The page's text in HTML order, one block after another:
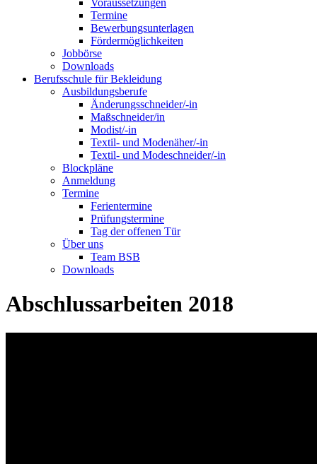
Voraussetzungen
Termine
Bewerbungsunterlagen
Fördermöglichkeiten
Jobbörse
Downloads
Berufsschule für Bekleidung
Ausbildungsberufe
Änderungsschneider/-in
Maßschneider/in
Modist/-in
Textil- und Modenäher/-in
Textil- und Modeschneider/-in
Blockpläne
Anmeldung
Termine
Ferientermine
Prüfungstermine
Tag der offenen Tür
Über uns
Team BSB
Downloads
Abschlussarbeiten 2018